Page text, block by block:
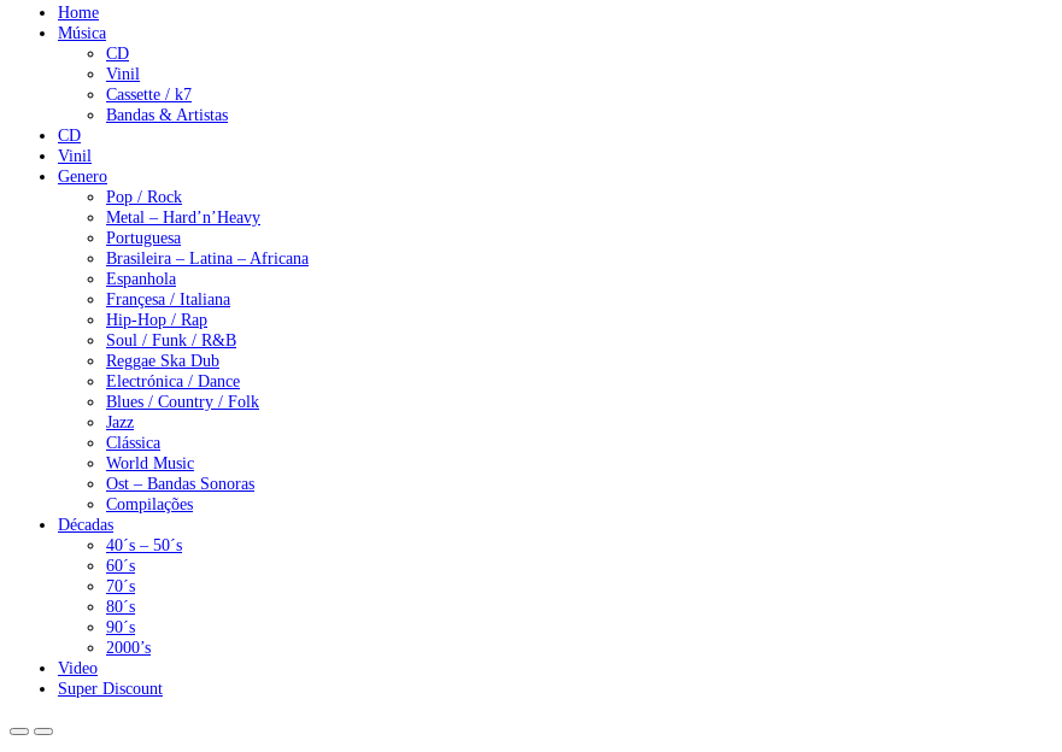
Home
Música
CD
Vinil
Cassette / k7
Bandas & Artistas
CD
Vinil
Genero
Pop / Rock
Metal – Hard’n’Heavy
Portuguesa
Brasileira – Latina – Africana
Espanhola
Françesa / Italiana
Hip-Hop / Rap
Soul / Funk / R&B
Reggae Ska Dub
Electrónica / Dance
Blues / Country / Folk
Jazz
Clássica
World Music
Ost – Bandas Sonoras
Compilações
Décadas
40´s – 50´s
60´s
70´s
80´s
90´s
2000’s
Video
Super Discount